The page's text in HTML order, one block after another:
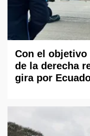
Con el
de la derecha
gira por